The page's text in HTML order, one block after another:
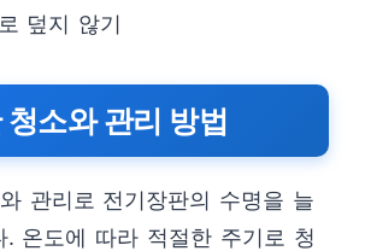
덮지 않기
소와 관리 방법
관리로 전기장판의 수명을 늘
. 온도에 따라 적절한 주기로 청